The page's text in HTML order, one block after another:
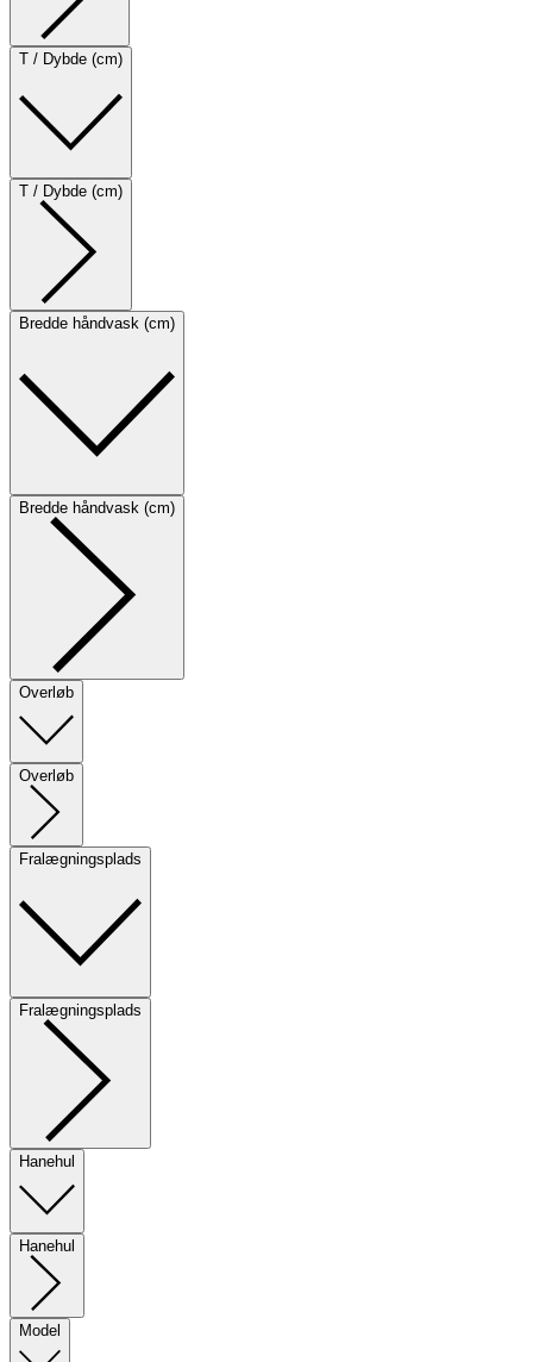
T / Dybde (cm)
T / Dybde (cm)
Bredde håndvask (cm)
Bredde håndvask (cm)
Overløb
Overløb
Fralægningsplads
Fralægningsplads
Hanehul
Hanehul
Model